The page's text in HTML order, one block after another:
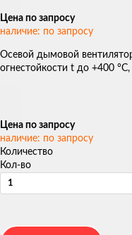
Цена по запросу
наличие: по запросу
Осевой дымовой
огнестойкости t до +400
Цена по запросу
наличие: по запросу
Количество
Кол-во